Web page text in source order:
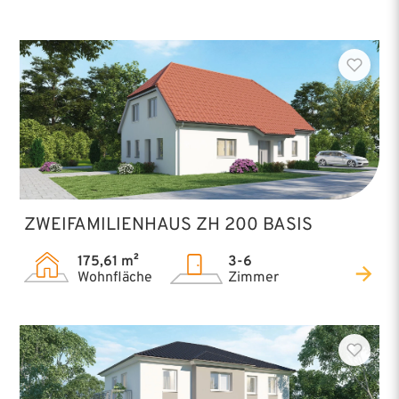
Darüber hinaus lässt sich der Grundriss
flexibel anpassen – sowohl hinsichtlich
Raumaufteilung als auch Architektur. So
entsteht ein individuell geplantes Zuhause,
das perfekt zu Ihren Bedürfnissen passt.
ZWEIFAMILIENHAUS ZH 200 BASIS
175,61 m²
Wohnfläche
3-6
Zimmer